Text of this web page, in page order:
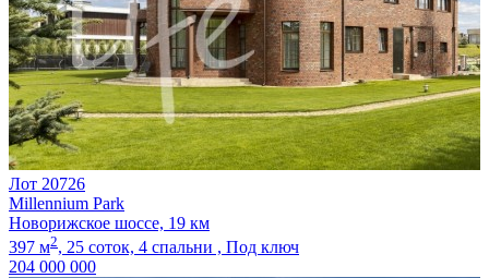
Лот 20726
Millennium Park
Новорижское шоссе, 19 км
397 м2, 25 соток, 4 спальни , Под ключ
204 000 000